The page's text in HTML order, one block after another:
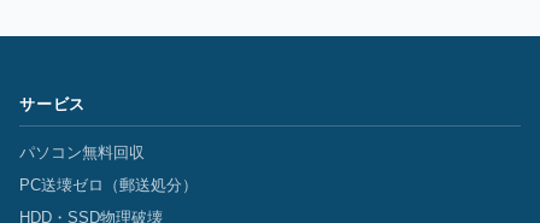
サービス
パソコン無料回収
PC送壊ゼロ（郵送処分）
HDD・SSD物理破壊